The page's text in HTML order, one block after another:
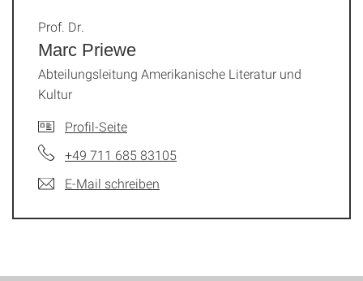
Marc Priewe
Prof. Dr.
Abteilungsleitung Amerikanische Literatur und
Kultur
Profil-Seite
+49 711 685 83105
E-Mail schreiben